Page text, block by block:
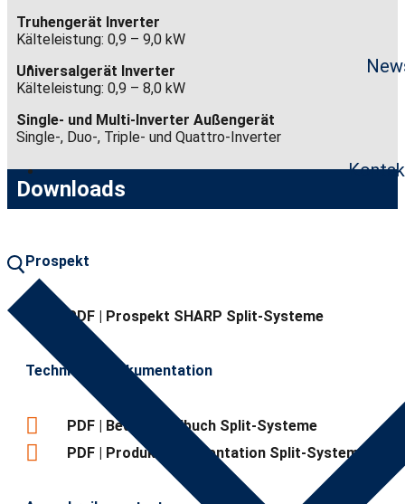
Truhengerät Inverter
Kälteleistung: 0,9 – 9,0 kW
Universalgerät Inverter
Kälteleistung: 0,9 – 8,0 kW
Single- und Multi-Inverter Außengerät
Single-, Duo-, Triple- und Quattro-Inverter
Downloads
Prospekt
PDF | Prospekt SHARP Split-Systeme
Technische Dokumentation
PDF | Bedienhandbuch Split-Systeme
PDF | Produktdokumentation Split-Systeme